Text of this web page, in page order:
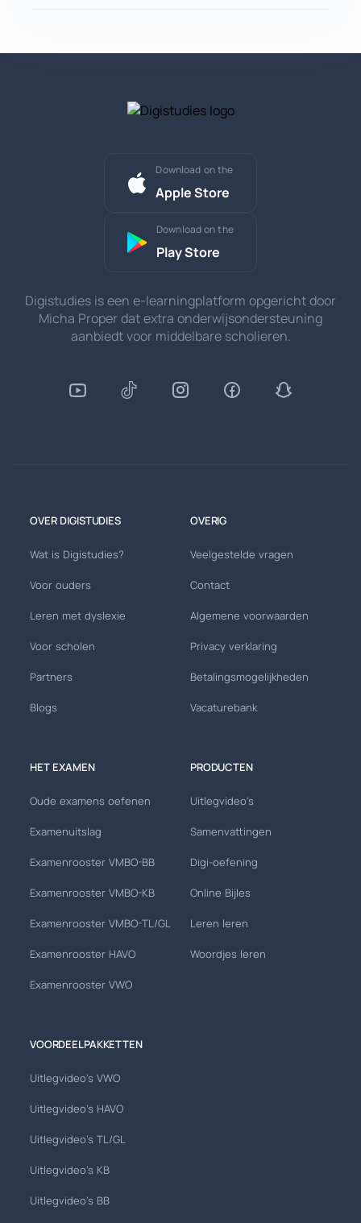
Download on the
Apple Store
Download on the
Play Store
Digistudies is een e-learningplatform opgericht door
Micha Proper dat extra onderwijsondersteuning
aanbiedt voor middelbare scholieren.
OVER DIGISTUDIES
Wat is Digistudies?
Voor ouders
Leren met dyslexie
Voor scholen
Partners
Blogs
OVERIG
Veelgestelde vragen
Contact
Algemene voorwaarden
Privacy verklaring
Betalingsmogelijkheden
Vacaturebank
HET EXAMEN
Oude examens oefenen
Examenuitslag
Examenrooster VMBO-BB
Examenrooster VMBO-KB
Examenrooster VMBO-TL/GL
Examenrooster HAVO
Examenrooster VWO
PRODUCTEN
Uitlegvideo's
Samenvattingen
Digi-oefening
Online Bijles
Leren leren
Woordjes leren
VOORDEELPAKKETTEN
Uitlegvideo's VWO
Uitlegvideo's HAVO
Uitlegvideo's TL/GL
Uitlegvideo's KB
Uitlegvideo's BB